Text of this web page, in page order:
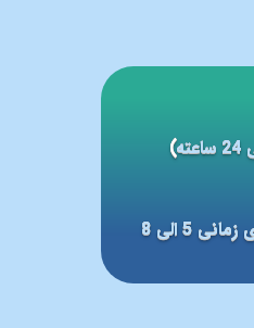
)
مبلغ ارسال بر مبنای شهر مقصد بین 59 الی 79 هزار تومان متغیر بوده، تحویل در بازه ی زمانی 5 الی 8